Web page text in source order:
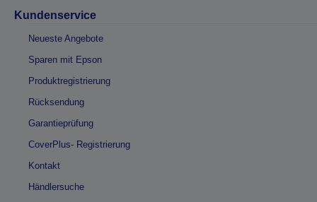
Kundenservice
Neueste Angebote
Sparen mit Epson
Produktregistrierung
Rücksendung
Garantieprüfung
CoverPlus- Registrierung
Kontakt
Händlersuche